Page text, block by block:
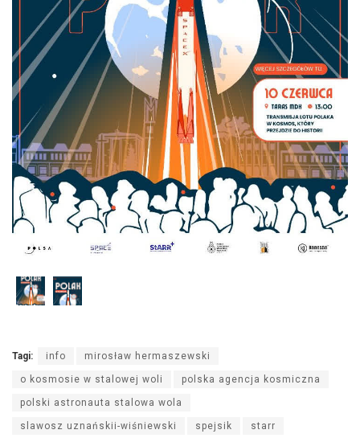
Tagi: info mirosław hermaszewski
o kosmosie w stalowej woli polska agencja kosmiczna
polski astronauta stalowa wola
slawosz uznańskii-wiśniewski spejsik starr